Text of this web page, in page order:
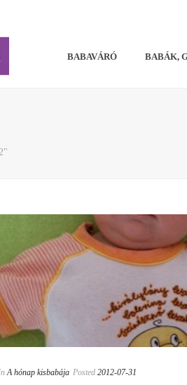
BABAVÁRÓ BABÁK,
A hónap kisbabája Posted 2012-07-31